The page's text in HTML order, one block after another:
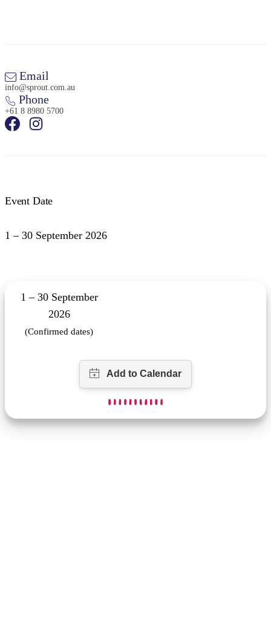
Email
info@sprout.com.au
Phone
+61 8 8980 5700
Event Date
1 – 30 September 2026
1 – 30 September
2026
(Confirmed dates)